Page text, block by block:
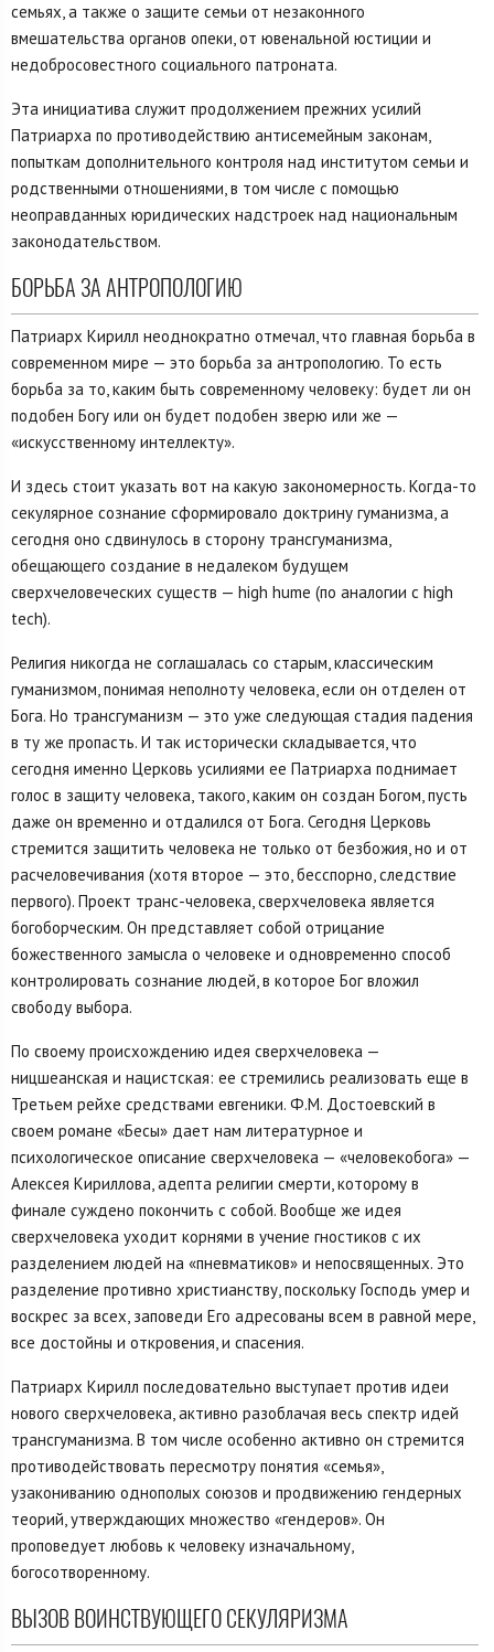
семьях, а также о защите семьи от незаконного
вмешательства органов опеки, от ювенальной юстиции и
недобросовестного социального патроната.
Эта инициатива служит продолжением прежних усилий
Патриарха по противодействию антисемейным законам,
попыткам дополнительного контроля над институтом семьи и
родственными отношениями, в том числе с помощью
неоправданных юридических надстроек над национальным
законодательством.
БОРЬБА ЗА АНТРОПОЛОГИЮ
Патриарх Кирилл неоднократно отмечал, что главная борьба в
современном мире — это борьба за антропологию. То есть
борьба за то, каким быть современному человеку: будет ли он
подобен Богу или он будет подобен зверю или же —
«искусственному интеллекту».
И здесь стоит указать вот на какую закономерность. Когда-то
секулярное сознание сформировало доктрину гуманизма, а
сегодня оно сдвинулось в сторону трансгуманизма,
обещающего создание в недалеком будущем
сверхчеловеческих существ — high hume (по аналогии с high
tech).
Религия никогда не соглашалась со старым, классическим
гуманизмом, понимая неполноту человека, если он отделен от
Бога. Но трансгуманизм — это уже следующая стадия падения
в ту же пропасть. И так исторически складывается, что
сегодня именно Церковь усилиями ее Патриарха поднимает
голос в защиту человека, такого, каким он создан Богом, пусть
даже он временно и отдалился от Бога. Сегодня Церковь
стремится защитить человека не только от безбожия, но и от
расчеловечивания (хотя второе — это, бесспорно, следствие
первого). Проект транс-человека, сверхчеловека является
богоборческим. Он представляет собой отрицание
божественного замысла о человеке и одновременно способ
контролировать сознание людей, в которое Бог вложил
свободу выбора.
По своему происхождению идея сверхчеловека —
ницшеанская и нацистская: ее стремились реализовать еще в
Третьем рейхе средствами евгеники. Ф.М. Достоевский в
своем романе «Бесы» дает нам литературное и
психологическое описание сверхчеловека — «человекобога» —
Алексея Кириллова, адепта религии смерти, которому в
финале суждено покончить с собой. Вообще же идея
сверхчеловека уходит корнями в учение гностиков с их
разделением людей на «пневматиков» и непосвященных. Это
разделение противно христианству, поскольку Господь умер и
воскрес за всех, заповеди Его адресованы всем в равной мере,
все достойны и откровения, и спасения.
Патриарх Кирилл последовательно выступает против идеи
нового сверхчеловека, активно разоблачая весь спектр идей
трансгуманизма. В том числе особенно активно он стремится
противодействовать пересмотру понятия «семья»,
узакониванию однополых союзов и продвижению гендерных
теорий, утверждающих множество «гендеров». Он
проповедует любовь к человеку изначальному,
богосотворенному.
ВЫЗОВ ВОИНСТВУЮЩЕГО СЕКУЛЯРИЗМА